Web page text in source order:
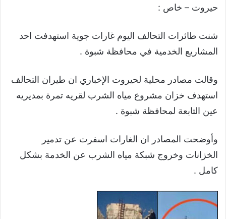
حيروت – خاص :
شنت طائرات التحالف اليوم غارات جوية استهدفت احد
المشاريع الخدمية في محافظة شبوة .
وقالت مصادر محلية لحيروت الإخباري ان طيران التحالف
استهدف خزان مشروع مياه الشرب لقريه تمرة بمديريه
عين التابعة لمحافظة شبوة .
وأوضحت المصادر ان الغارات اسفرت عن تدمير
الخزانات وخروج شبكة مياه الشرب عن الخدمة بشكل
كامل .